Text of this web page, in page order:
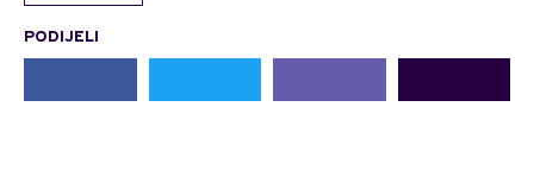
PODIJELI